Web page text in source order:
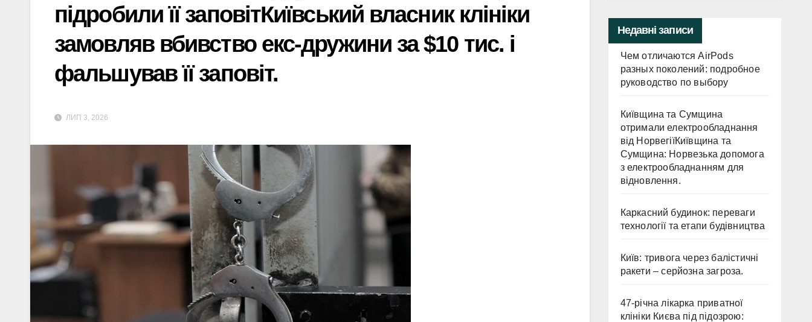
підробили її заповітКиївський власник клініки
замовляв вбивство екс-дружини за $10 тис. і
фальшував її заповіт.
ЛИП 3, 2026
Недавні записи
Чем отличаются AirPods
разных поколений: подробное
руководство по выбору
Київщина та Сумщина
отримали електрообладнання
від НорвегіїКиївщина та
Сумщина: Норвезька допомога
з електрообладнанням для
відновлення.
Каркасний будинок: переваги
технології та етапи будівництва
Київ: тривога через балістичні
ракети – серйозна загроза.
47-річна лікарка приватної
клініки Києва під підозрою: